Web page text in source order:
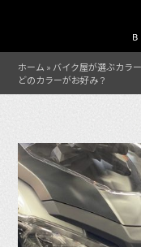
ホーム » バイク屋が選ぶカラ
どのカラーがお好み？